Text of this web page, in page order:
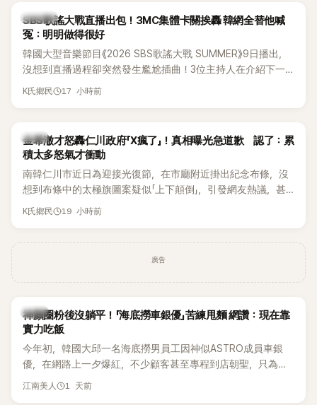
K-POP
SBS歌謠大戰直播出包！3MC集體卡關挨轟 韓網全替他喊
冤：明明做得很好
韓國大型音樂節目《2026 SBS歌謠大戰 SUMMER》9日播出，
沒想到直播過程卻突然發生尷尬插曲！3位主持人在介紹下一
組表演者時突然集體卡關，現場一度陷入停頓，就連製作人員
K氏鄉民 17 小時前
韓星
金希澈才怒轟仁川政府「X瘋了」！真相曝光急道歉 認了：累
積太多怒氣才衝動
南韓仁川市近日為迎接光復節，在市廳附近掛出紀念布條，沒
想到布條中的太極旗圖案疑似「上下顛倒」，引發網友熱議，甚
至連Super Junior成員金希澈都忍不住留言痛批。仁川市最後
K氏鄉民 19 小時前
廣告
生活
神顏圈粉後沒躺平！「海底撈車銀優」苦練甩麵 網讚：現在靠
實力吃飯
今年初，韓國大邱一名海底撈男員工因神似ASTRO成員車銀
優，在網路上一夕爆紅，不少顧客甚至專程到店朝聖，只為一
睹他的真面目。如今事隔數月，他的最新近況再度引發熱議，
江南美人 1 天前